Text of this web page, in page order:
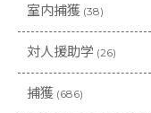
室内捕獲 (38)
対人援助学 (26)
捕獲 (686)